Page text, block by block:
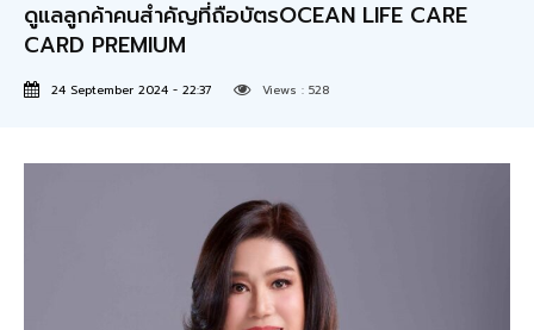
ดูแลลูกค้าคนสำคัญที่ถือบัตรOCEAN LIFE CARE
CARD PREMIUM
24 September 2024 - 22:37 Views : 528